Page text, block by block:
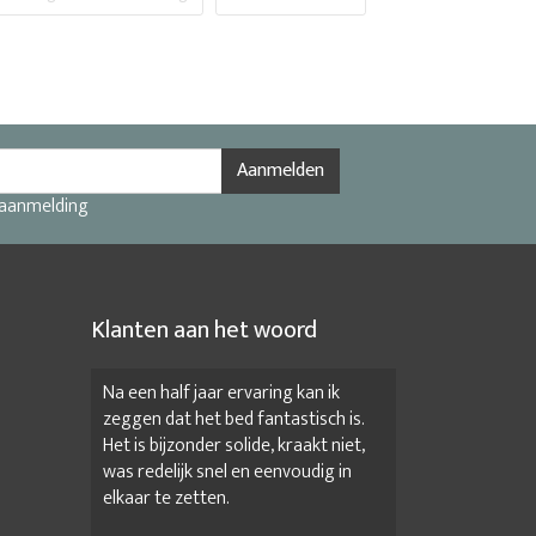
Kantoorinrichten
Kantoorinrichting
met slot
kopen
Kantoormeubilair online
kantoormeubelen
Luxe kantoorinrichting
Modern kantoormeubilair
Scandinavische kantoorinrichting
Aanmelden
Klanten aan het woord
Na een half jaar ervaring kan ik
zeggen dat het bed fantastisch is.
Het is bijzonder solide, kraakt niet,
was redelijk snel en eenvoudig in
elkaar te zetten.